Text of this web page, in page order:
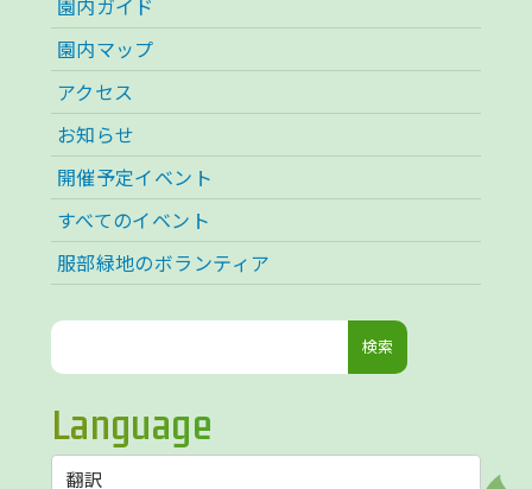
園内ガイド
園内マップ
アクセス
お知らせ
開催予定イベント
すべてのイベント
服部緑地のボランティア
検
Language